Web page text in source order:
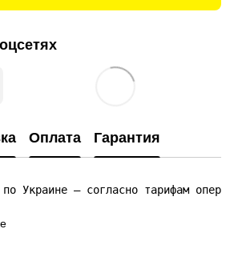
Оплата Гарантия
по Украине — согласно тарифам